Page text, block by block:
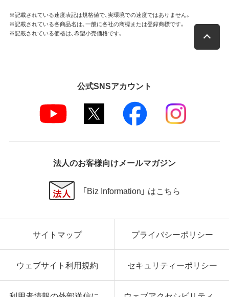
※記載されている速度表記は規格値で、実環境での速度ではありません。
※記載されている各商品名は、一般に各社の商標または登録商標です。
※記載されている価格は、希望小売価格です。
公式SNSアカウント
法人のお客様向けメールマガジン
「Biz Information」 はこちら
サイトマップ プライバシーポリシー
ウェブサイト利用規約 セキュリティーポリシー